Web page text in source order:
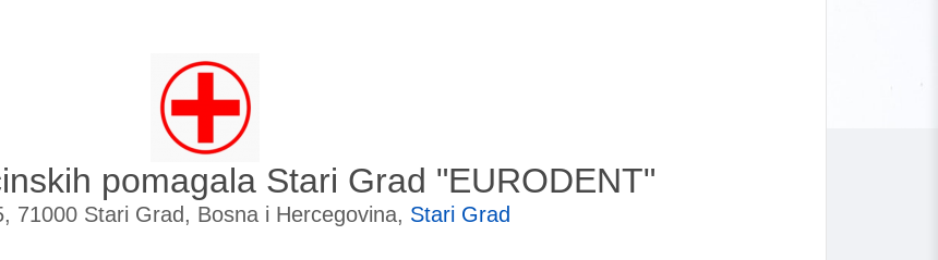
pomagala Stari Grad "EURODENT"
71000 Stari Grad, Bosna i Hercegovina, Stari Grad